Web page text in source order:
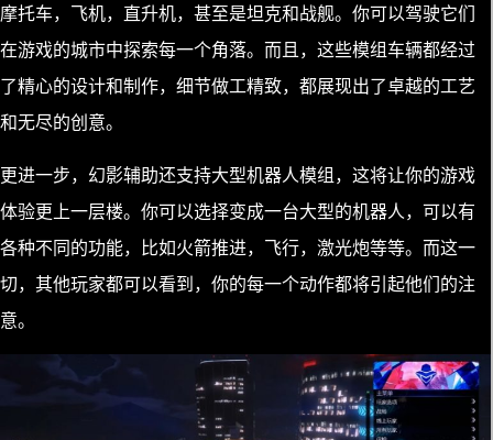
摩托车，飞机，直升机，甚至是坦克和战舰。你可以驾驶它们
在游戏的城市中探索每一个角落。而且，这些模组车辆都经过
了精心的设计和制作，细节做工精致，都展现出了卓越的工艺
和无尽的创意。
更进一步，幻影辅助还支持大型机器人模组，这将让你的游戏
体验更上一层楼。你可以选择变成一台大型的机器人，可以有
各种不同的功能，比如火箭推进，飞行，激光炮等等。而这一
切，其他玩家都可以看到，你的每一个动作都将引起他们的注
意。